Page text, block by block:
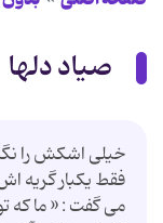
صیاد دلها
خیلی اشکش را
فقط یکبار گریه
می گفت : « ما که